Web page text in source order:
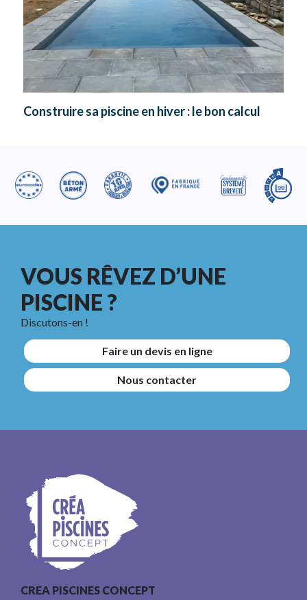
Construire sa piscine en hiver : le bon calcul
VOUS RÊVEZ D’UNE
PISCINE ?
Discutons-en !
Faire un devis en ligne
Nous contacter
CREA PISCINES CONCEPT